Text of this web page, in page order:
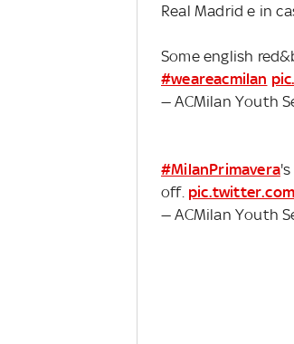
Real Madrid e in
Some english
#weareacmilan
— ACMilan Youth
#MilanPrimavera
off.
— ACMilan Youth